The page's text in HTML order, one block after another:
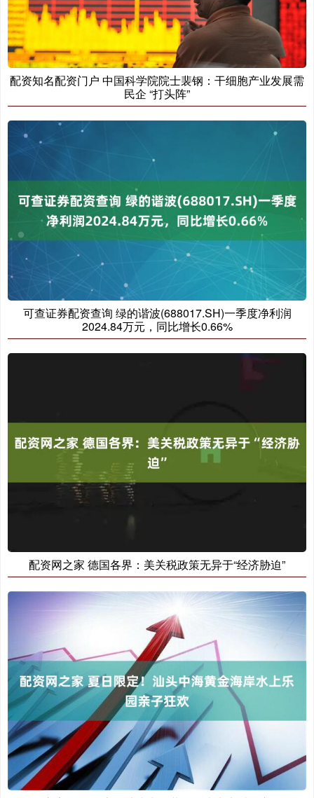
配资知名配资门户 中国科学院院士裴钢：干细胞产业发展需
民企 “打头阵”
可查证券配资查询 绿的谐波(688017.SH)一季度净利润
2024.84万元，同比增长0.66%
配资网之家 德国各界：美关税政策无异于“经济胁迫”